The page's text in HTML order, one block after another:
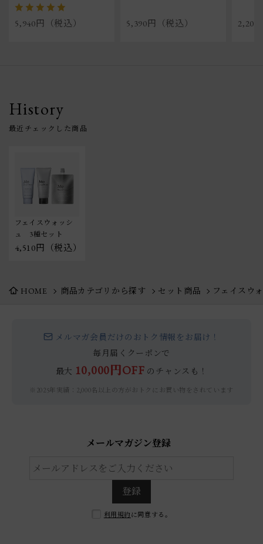
5,940円（税込） 5,390円（税込） 2,200
History
フェイスウォッシ
ュ　3種セット
4,510円（税込）
HOME 商品カテゴリから探す セット商品 フェイスウ
メルマガ会員だけのおトク情報をお届け！
毎月届くクーポンで
最大 10,000円OFF のチャンスも！
※2025年実績：2,000名以上の方がおトクにお買い物をされています
メールマガジン登録
登録
利用規約 に同意する。